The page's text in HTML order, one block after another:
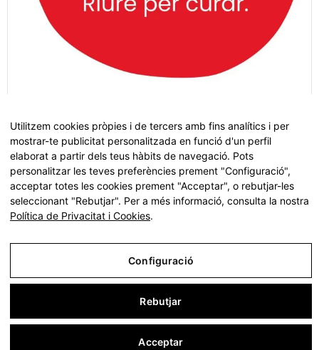
Pallapupas - Pallassos d’Hospital
Tots els drets reservats ©
Utilitzem cookies pròpies i de tercers amb fins analítics i per
mostrar-te publicitat personalitzada en funció d'un perfil
elaborat a partir dels teus hàbits de navegació. Pots
personalitzar les teves preferències prement "Configuració",
acceptar totes les cookies prement "Acceptar", o rebutjar-les
seleccionant "Rebutjar". Per a més informació, consulta la nostra
Política de Privacitat i Cookies.
Configuració
Rebutjar
Acceptar
Avís Legal
Política de Privacitat i Cookies
Termes i condicions d'ús